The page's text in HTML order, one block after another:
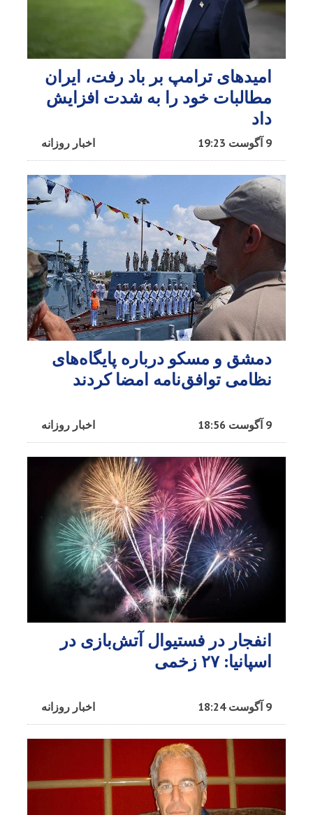
امیدهای ترامپ بر باد رفت، ایران
مطالبات خود را به شدت افزایش
داد
اخبار روزانه 9 آگوست 19:23
دمشق و مسکو درباره پایگاه‌های
نظامی توافق‌نامه امضا کردند
اخبار روزانه 9 آگوست 18:56
انفجار در فستیوال آتش‌بازی در
اسپانیا: ۲۷ زخمی
اخبار روزانه 9 آگوست 18:24